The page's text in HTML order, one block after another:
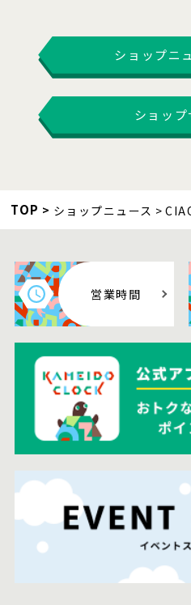
ショップニ
ショップ
TOP ショップニュース
営業時間